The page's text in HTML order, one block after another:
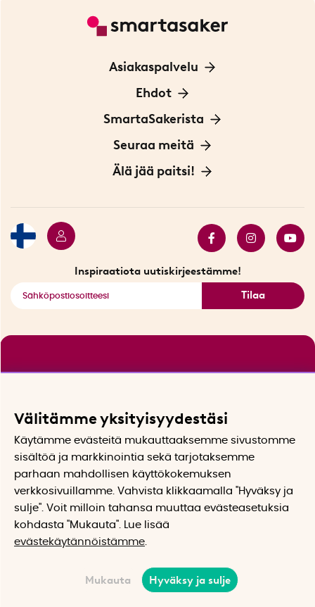
Asiakaspalvelu
Ota yhteyttä
Ehdot
Tietoa evästeistä
Yksityisyydensuoja
Sopimusehdot
SmartaSakerista
Meistä
Myymälä Tukholmassa
Seuraa meitä
Innovaattoriblogi
Älä jää paitsi!
Inspiraatiota uutiskirjeestämme!
Tilaa
Välitämme yksityisyydestäsi
Käytämme evästeitä mukauttaaksemme sivustomme
sisältöä ja markkinointia sekä tarjotaksemme
parhaan mahdollisen käyttökokemuksen
verkkosivuillamme. Vahvista klikkaamalla "Hyväksy ja
sulje". Voit milloin tahansa muuttaa evästeasetuksia
kohdasta "Mukauta". Lue lisää
evästekäytännöistämme
Mukauta Hyväksy ja sulje